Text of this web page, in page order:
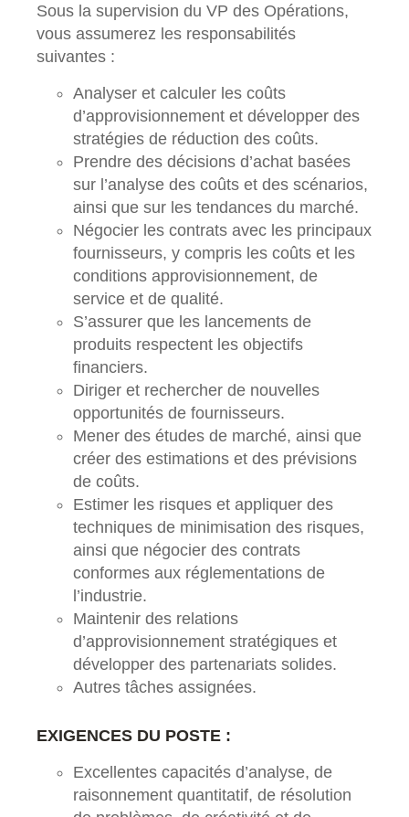
Sous la supervision du VP des Opérations,
vous assumerez les responsabilités
suivantes :
Analyser et calculer les coûts
d’approvisionnement et développer des
stratégies de réduction des coûts.
Prendre des décisions d’achat basées
sur l’analyse des coûts et des scénarios,
ainsi que sur les tendances du marché.
Négocier les contrats avec les principaux
fournisseurs, y compris les coûts et les
conditions approvisionnement, de
service et de qualité.
S’assurer que les lancements de
produits respectent les objectifs
financiers.
Diriger et rechercher de nouvelles
opportunités de fournisseurs.
Mener des études de marché, ainsi que
créer des estimations et des prévisions
de coûts.
Estimer les risques et appliquer des
techniques de minimisation des risques,
ainsi que négocier des contrats
conformes aux réglementations de
l’industrie.
Maintenir des relations
d’approvisionnement stratégiques et
développer des partenariats solides.
Autres tâches assignées.
EXIGENCES DU POSTE :
Excellentes capacités d’analyse, de
raisonnement quantitatif, de résolution